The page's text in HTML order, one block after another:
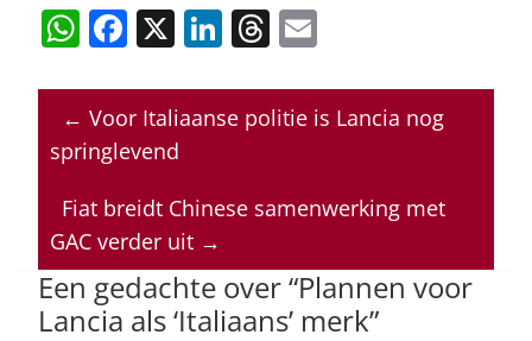
W
h
at
s
A
p
p
F
a
c
e
o
o
k
X Li
n
k
e
n
T
h
re
a
s
ai
l
← Voor Italiaanse politie is Lancia nog
springlevend
Fiat breidt Chinese samenwerking met
GAC verder uit →
Een gedachte over “Plannen voor
Lancia als ‘Italiaans’ merk”